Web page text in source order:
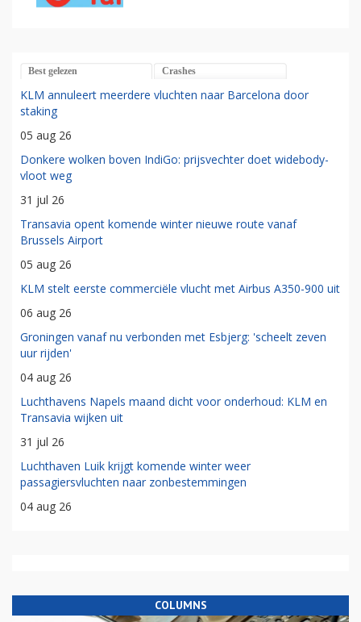
Best gelezen Crashes
KLM annuleert meerdere vluchten naar Barcelona door
staking
05 aug 26
Donkere wolken boven IndiGo: prijsvechter doet widebody-
vloot weg
31 jul 26
Transavia opent komende winter nieuwe route vanaf
Brussels Airport
05 aug 26
KLM stelt eerste commerciële vlucht met Airbus A350-900 uit
06 aug 26
Groningen vanaf nu verbonden met Esbjerg: 'scheelt zeven
uur rijden'
04 aug 26
Luchthavens Napels maand dicht voor onderhoud: KLM en
Transavia wijken uit
31 jul 26
Luchthaven Luik krijgt komende winter weer
passagiersvluchten naar zonbestemmingen
04 aug 26
COLUMNS